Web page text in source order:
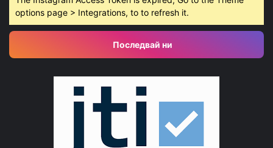
options page > Integrations, to to refresh it.
Последвай ни